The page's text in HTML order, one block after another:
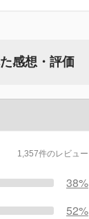
感想・評価
1,357件のレビュー
38%
52%